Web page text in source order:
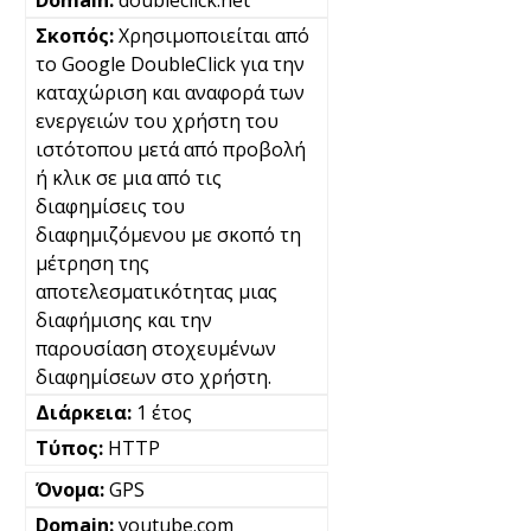
Χρησιμοποιείται από
το Google DoubleClick για την
καταχώριση και αναφορά των
ενεργειών του χρήστη του
ιστότοπου μετά από προβολή
ή κλικ σε μια από τις
διαφημίσεις του
διαφημιζόμενου με σκοπό τη
μέτρηση της
αποτελεσματικότητας μιας
διαφήμισης και την
παρουσίαση στοχευμένων
διαφημίσεων στο χρήστη.
1 έτος
HTTP
GPS
youtube.com